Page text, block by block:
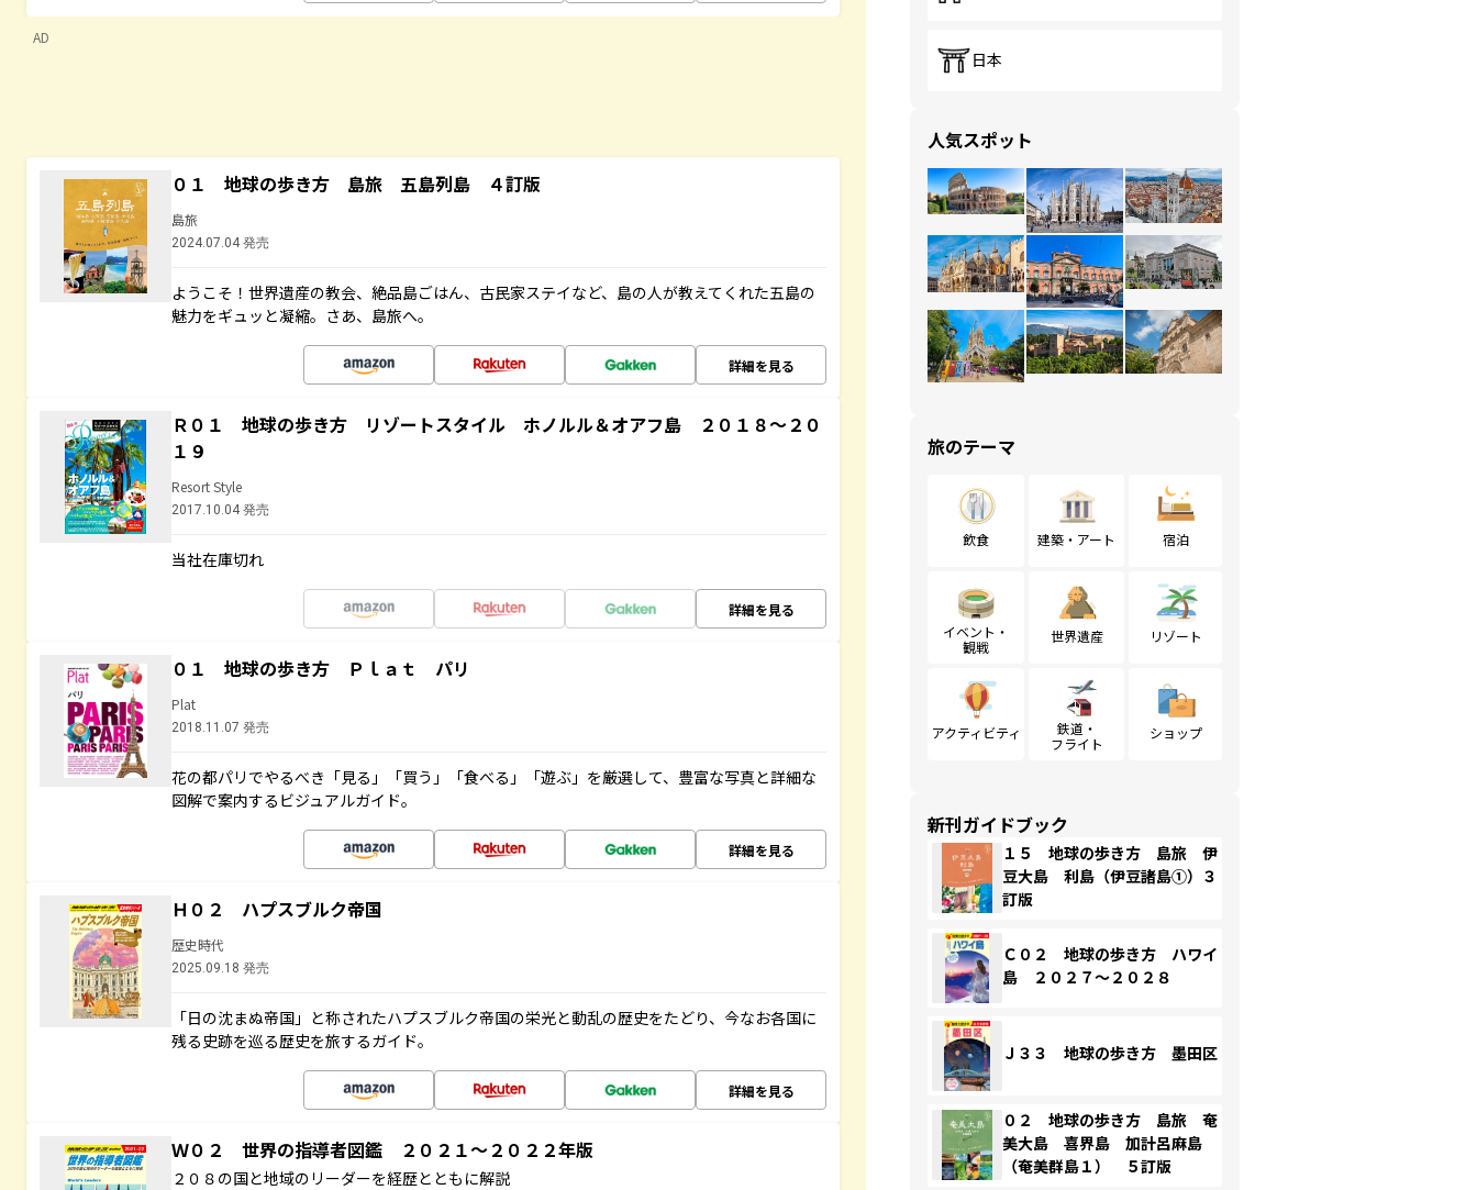
AD
０１ 地球の歩き方 島旅 五島列島 ４訂版
島旅
2024.07.04 発売
ようこそ！世界遺産の教会、絶品島ごはん、古民家ステイなど、島の人が教えてくれた五島の
魅力をギュッと凝縮。さあ、島旅へ。
詳細を見る
Ｒ０１ 地球の歩き方 リゾートスタイル ホノルル＆オアフ島 ２０１８～２０
１９
Resort Style
2017.10.04 発売
当社在庫切れ
詳細を見る
０１ 地球の歩き方 Ｐｌａｔ パリ
Plat
2018.11.07 発売
花の都パリでやるべき「見る」「買う」「食べる」「遊ぶ」を厳選して、豊富な写真と詳細な
図解で案内するビジュアルガイド。
詳細を見る
Ｈ０２ ハプスブルク帝国
歴史時代
2025.09.18 発売
「日の沈まぬ帝国」と称されたハプスブルク帝国の栄光と動乱の歴史をたどり、今なお各国に
残る史跡を巡る歴史を旅するガイド。
詳細を見る
Ｗ０２ 世界の指導者図鑑 ２０２１～２０２２年版
２０８の国と地域のリーダーを経歴とともに解説
日本
人気スポット
旅のテーマ
飲食 建築・アート 宿泊
イベント・
観戦
世界遺産 リゾート
アクティビティ
鉄道・
フライト
ショップ
新刊ガイドブック
１５ 地球の歩き方 島旅 伊
豆大島 利島（伊豆諸島①）３
訂版
Ｃ０２ 地球の歩き方 ハワイ
島 ２０２７～２０２８
Ｊ３３ 地球の歩き方 墨田区
０２ 地球の歩き方 島旅 奄
美大島 喜界島 加計呂麻島
（奄美群島１） ５訂版